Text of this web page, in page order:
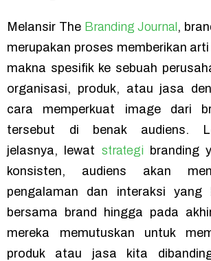
Melansir The Branding Journal ,
merupakan proses memberikan arti
makna spesifik ke sebuah
organisasi, produk, atau jasa
cara memperkuat imagedari
tersebut di benak audiens.
jelasnya, lewat strategi branding
konsisten, audiens akan
pengalaman dan interaksi yang
bersama brand hingga pada
mereka memutuskan untuk
produk atau jasa kita